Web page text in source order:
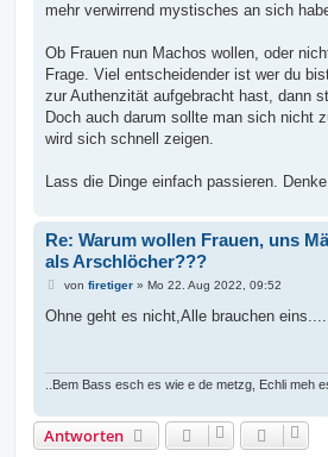
mehr verwirrend mystisches an sich
Ob Frauen nun Machos wollen, oder
Frage. Viel entscheidender ist wer du
zur Authenzität aufgebracht hast, dann
Doch auch darum sollte man sich nicht
wird sich schnell zeigen.
Lass die Dinge einfach passieren.
Re: Warum wollen Frauen, uns
als Arschlöcher???
B
i
von firetiger» Mo 22. Aug 2022, 09:52
Ohne geht es nicht,Alle brauchen eins......
..Bem Bass esch es wie e de metzg, Echli meh
Antworten